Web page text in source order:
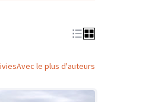
Avec le plus d'auteurs